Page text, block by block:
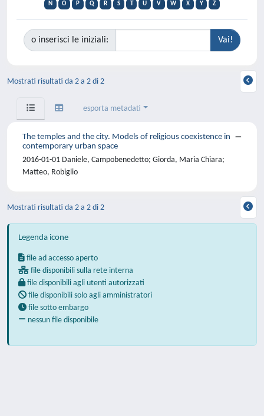
N
O P Q R S T U V W X Y Z
o inserisci le iniziali:
Mostrati risultati da 2 a 2 di 2
esporta metadati
The temples and the city. Models of religious coexistence in
contemporary urban space
2016-01-01 Daniele, Campobenedetto; Giorda, Maria Chiara;
Matteo, Robiglio
Mostrati risultati da 2 a 2 di 2
Legenda icone
file ad accesso aperto
file disponibili sulla rete interna
file disponibili agli utenti autorizzati
file disponibili solo agli amministratori
file sotto embargo
nessun file disponibile